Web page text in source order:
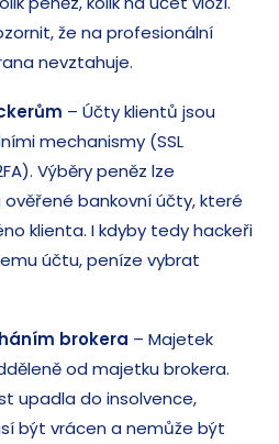
že na profesionální
nevztahuje.
– Účty klientů jsou
mechanismy (SSL
Výběry peněz lze
bankovní účty, které
klienta. I kdyby tedy hackeři
účtu, peníze vybrat
brokera – Majetek
od majetku brokera.
upadla do insolvence,
být vrácen a nemůže být